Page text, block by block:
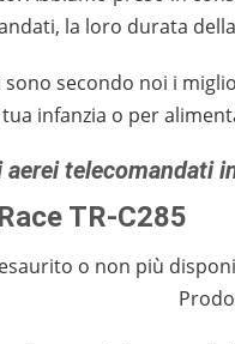
la loro durata
sono secondo noi i
infanzia o per
telecomandati
TR-C285
o non più